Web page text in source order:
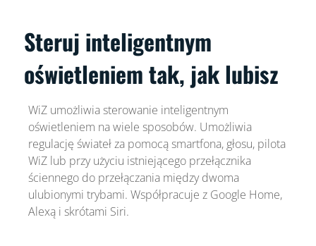
Steruj inteligentnym
oświetleniem tak, jak lubisz
WiZ umożliwia sterowanie inteligentnym
oświetleniem na wiele sposobów. Umożliwia
regulację świateł za pomocą smartfona, głosu, pilota
WiZ lub przy użyciu istniejącego przełącznika
ściennego do przełączania między dwoma
ulubionymi trybami. Współpracuje z Google Home,
Alexą i skrótami Siri.